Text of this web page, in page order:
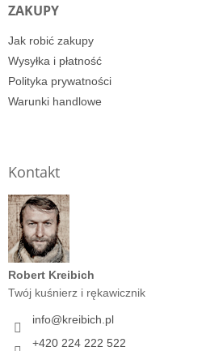
ZAKUPY
Jak robić zakupy
Wysyłka i płatność
Polityka prywatności
Warunki handlowe
Kontakt
Robert Kreibich
Twój kuśnierz i rękawicznik
info@kreibich.pl
+420 224 222 522